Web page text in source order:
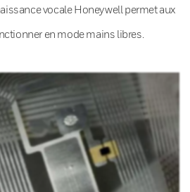
vocale Honeywell permet aux
en mode mains libres.